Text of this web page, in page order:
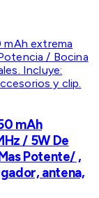
mAh
/ 5W De
Potente/ ,
antena,